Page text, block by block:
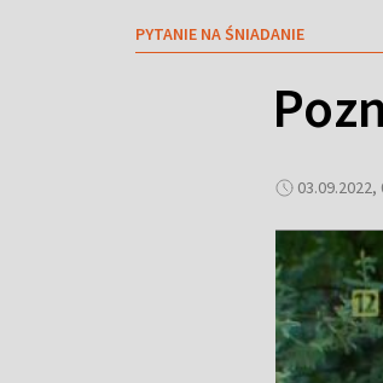
PYTANIE NA ŚNIADANIE
03.09.2022,